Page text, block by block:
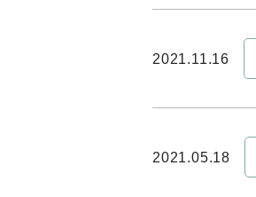
2021.11.16
2021.05.18